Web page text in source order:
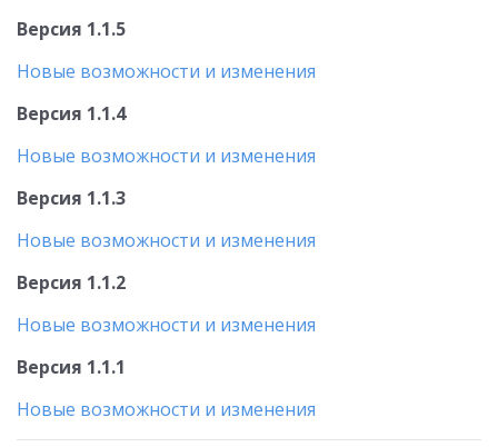
Версия 1.1.5
Новые возможности и изменения
Версия 1.1.4
Новые возможности и изменения
Версия 1.1.3
Новые возможности и изменения
Версия 1.1.2
Новые возможности и изменения
Версия 1.1.1
Новые возможности и изменения